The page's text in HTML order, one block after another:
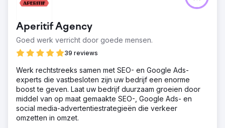
aantal online cateringbestellingen van klanten in de regio
op het stimuleren van herhaalaankopen en het verhogen
van de totale omzet.
Oplossing
puur richt op het werven van nieuwe klanten. Door ons te
concentreren op trefwoorden met een hoge intentie die
relevant zijn voor de horecabranche, trokken we klanten
aan die klaar waren om een aankoop te doen, en vulden
we hun bestaande B2B-activiteiten aan met een
uitbreidende DTC.
Aperitif Agency
Goed werk verricht door goede mensen.
39 reviews
Werk rechtstreeks samen met SEO- en Google Ads-
experts die vastbesloten zijn uw bedrijf een enorme
boost te geven. Laat uw bedrijf duurzaam groeien door
middel van op maat gemaakte SEO-, Google Ads- en
social media-advertentiestrategieën die verkeer
omzetten in omzet.